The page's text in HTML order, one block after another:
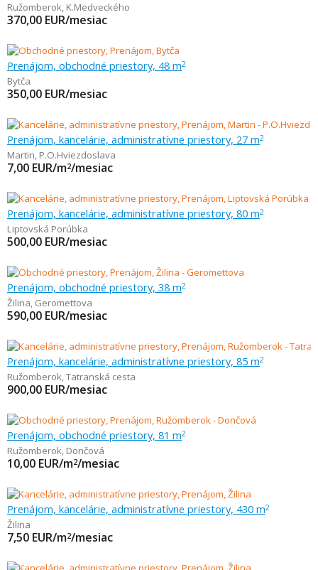
Ružomberok, K.Medveckého
370,00 EUR/mesiac
Prenájom, obchodné priestory, 48 m2
Bytča
350,00 EUR/mesiac
Prenájom, kancelárie, administratívne priestory, 27 m2
Martin, P.O.Hviezdoslava
7,00 EUR/m2/mesiac
Prenájom, kancelárie, administratívne priestory, 80 m2
Liptovská Porúbka
500,00 EUR/mesiac
Prenájom, obchodné priestory, 38 m2
Žilina, Geromettova
590,00 EUR/mesiac
Prenájom, kancelárie, administratívne priestory, 85 m2
Ružomberok,Tatranská cesta
900,00 EUR/mesiac
Prenájom, obchodné priestory, 81 m2
Ružomberok, Dončová
10,00 EUR/m2/mesiac
Prenájom, kancelárie, administratívne priestory, 430 m2
Žilina
7,50 EUR/m2/mesiac